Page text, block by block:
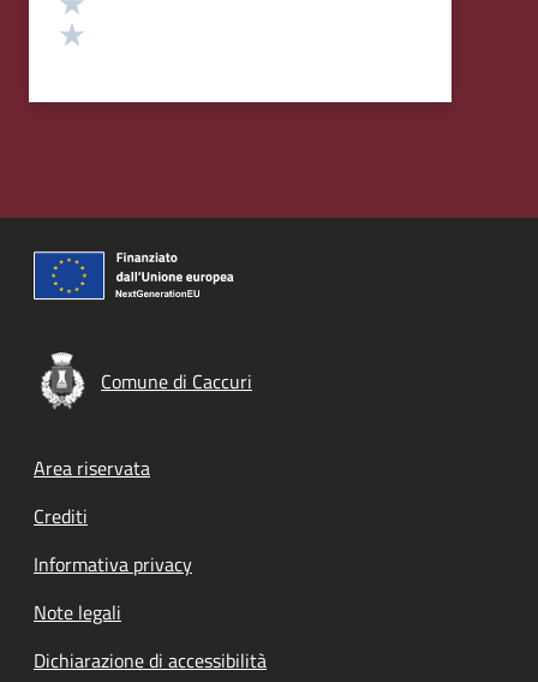
Comune di Caccuri
Footer menu
Area riservata
Crediti
Informativa privacy
Note legali
Dichiarazione di accessibilità